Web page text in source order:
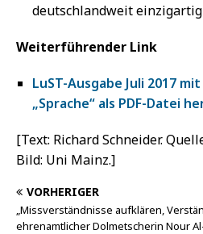
deutschlandweit einzigartig
Weiterführender Link
LuST-Ausgabe Juli 2017
„Sprache“ als PDF-Datei
[Text: Richard Schneider.
Bild: Uni Mainz.]
VORHERIGER
„Missverständnisse aufklären,
ehrenamtlicher Dolmetscherin Nour